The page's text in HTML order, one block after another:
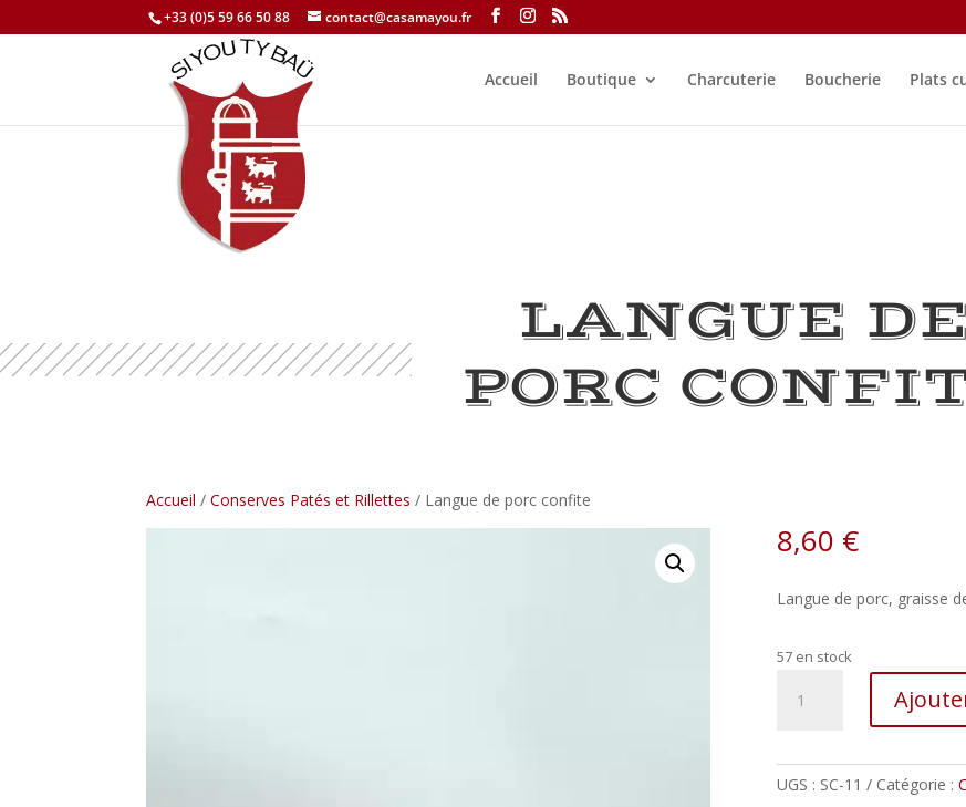
+33 (0)5 59 66 50 88 contact@casamayou.fr
Accueil Boutique Charcuterie Boucherie Plats
LANGUE DE
PORC
Accueil / Conserves Patés et Rillettes / Langue de porc confite
8,60 €
Langue de porc, graisse
57 en stock
porc
UGS : SC-11 Catégorie :